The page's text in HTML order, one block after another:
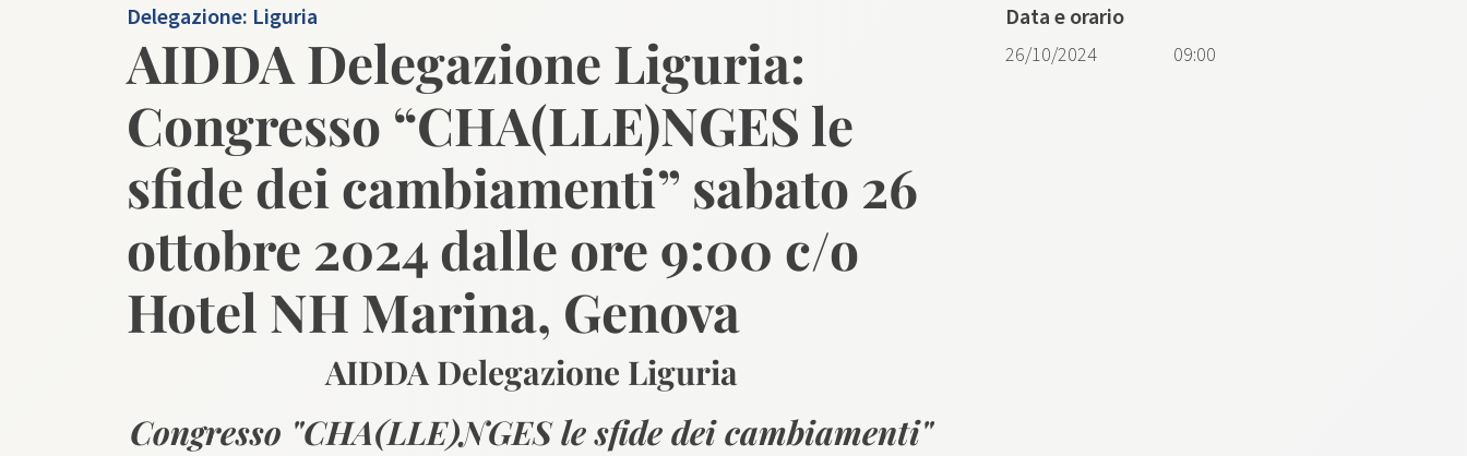
Delegazione: Liguria
AIDDA Delegazione Liguria:
Congresso “CHA(LLE)NGES le
sfide dei cambiamenti” sabato 26
ottobre 2024 dalle ore 9:00 c/o
Hotel NH Marina, Genova
AIDDA Delegazione Liguria
Congresso "CHA(LLE)NGES le sfide dei cambiamenti"
Data e orario
26/10/2024 09:00